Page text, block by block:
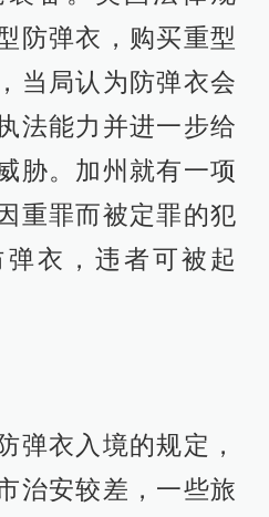
防弹衣，购买重型
当局认为防弹衣会
法能力并进一步给
胁。加州就有一项
重罪而被定罪的犯
衣，违者可被起
弹衣入境的规定，
治安较差，一些旅